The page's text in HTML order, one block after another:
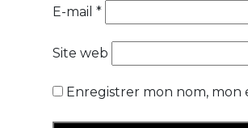
E-mail *
Site web
Enregistrer mon nom, mon